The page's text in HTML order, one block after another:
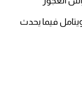
فيما يحدث